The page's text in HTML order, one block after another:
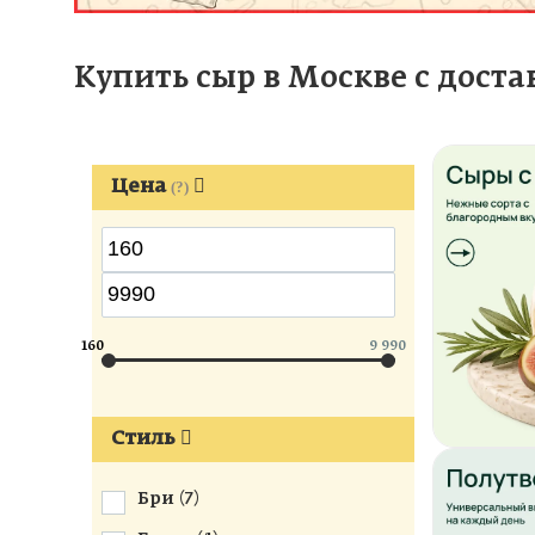
Купить сыр в Москве с
Цена (?)
160 9 990
Стиль
Бри (7)